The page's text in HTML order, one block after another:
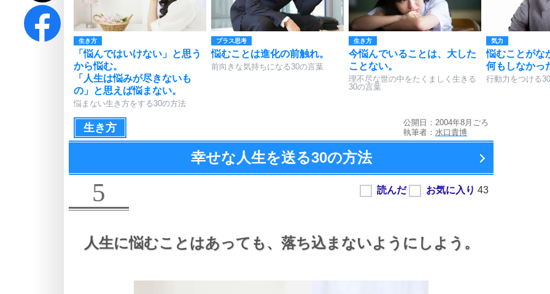
生き方
「悩んではいけない」と思う
から悩む。
「人生は悩みが尽きないも
の」と思えば悩まない。
悩まない生き方をする30の方法
プラス思考
悩むことは進化の前触れ。
前向きな気持ちになる30の言葉
生き方
今悩んでいることは、大した
ことない。
理不尽な世の中をたくましく生きる
30の言葉
気力
悩むことがな
何もしなかっ
行動力をつける
生き方
公開日：2004年8月ごろ
執筆者： 水口貴博
幸せな人生を送る30の方法
5
人生に悩むことはあっても、 落ち込まないようにしよう。